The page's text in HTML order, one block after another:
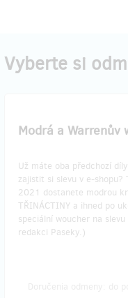
Vyberte si
Modrá a
Už máte oba předchozí
zajistit si slevu v e-shopu?
2021 dostanete modrou
TŘINÁCTINY a ihned po
speciální woucher na
redakci Paseky.)